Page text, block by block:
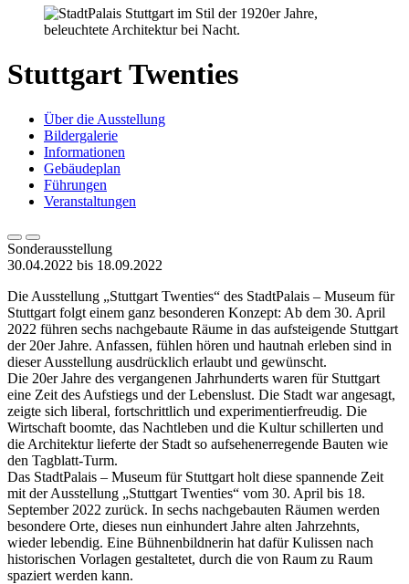
Stuttgart Twenties
Über die Ausstellung
Bildergalerie
Informationen
Gebäudeplan
Führungen
Veranstaltungen
Sonderausstellung
30.04.2022 bis 18.09.2022
Die Ausstellung „Stuttgart Twenties“ des StadtPalais – Museum für
Stuttgart folgt einem ganz besonderen Konzept: Ab dem 30. April
2022 führen sechs nachgebaute Räume in das aufsteigende Stuttgart
der 20er Jahre. Anfassen, fühlen hören und hautnah erleben sind in
dieser Ausstellung ausdrücklich erlaubt und gewünscht.
Die 20er Jahre des vergangenen Jahrhunderts waren für Stuttgart
eine Zeit des Aufstiegs und der Lebenslust. Die Stadt war angesagt,
zeigte sich liberal, fortschrittlich und experimentierfreudig. Die
Wirtschaft boomte, das Nachtleben und die Kultur schillerten und
die Architektur lieferte der Stadt so aufsehenerregende Bauten wie
den Tagblatt-Turm.
Das StadtPalais – Museum für Stuttgart holt diese spannende Zeit
mit der Ausstellung „Stuttgart Twenties“ vom 30. April bis 18.
September 2022 zurück. In sechs nachgebauten Räumen werden
besondere Orte, dieses nun einhundert Jahre alten Jahrzehnts,
wieder lebendig. Eine Bühnenbildnerin hat dafür Kulissen nach
historischen Vorlagen gestaltetet, durch die von Raum zu Raum
spaziert werden kann.